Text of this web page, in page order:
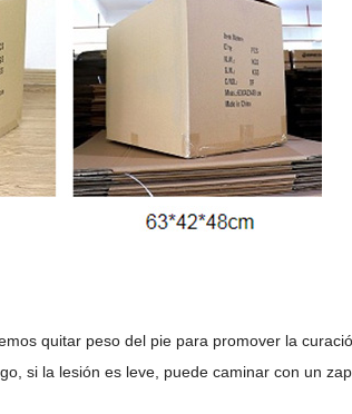
quitar peso del pie para promover la
si la lesión es leve, puede caminar con un